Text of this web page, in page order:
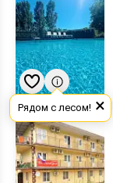
гостевой
дом
«Уютный
дом»
гостевой
дом
×
Рядом с лесом!